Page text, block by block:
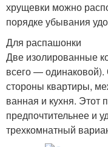
хрущевки можно
порядке убывания
Для распашонки
Две изолированные
всего —
стороны квартиры,
ванная и кухня. Этот
предпочтительнее и
трехкомнатный